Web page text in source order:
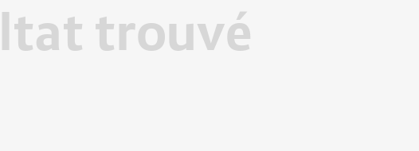
trouvé